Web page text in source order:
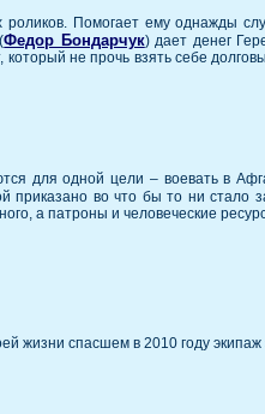
Помогает ему однажды
Федор Бондарчук) дает денег
не прочь взять себе
для одной цели – воевать в
во что бы то ни стало
а патроны и человеческие
жизни спасшем в 2010 году